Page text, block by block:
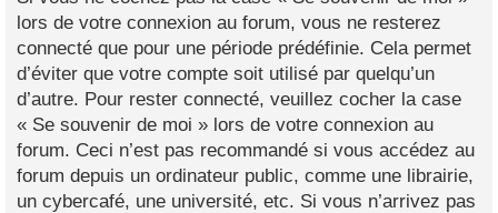
lors de votre connexion au forum, vous ne resterez
connecté que pour une période prédéfinie. Cela permet
d’éviter que votre compte soit utilisé par quelqu’un
d’autre. Pour rester connecté, veuillez cocher la case
« Se souvenir de moi » lors de votre connexion au
forum. Ceci n’est pas recommandé si vous accédez au
forum depuis un ordinateur public, comme une librairie,
un cybercafé, une université, etc. Si vous n’arrivez pas